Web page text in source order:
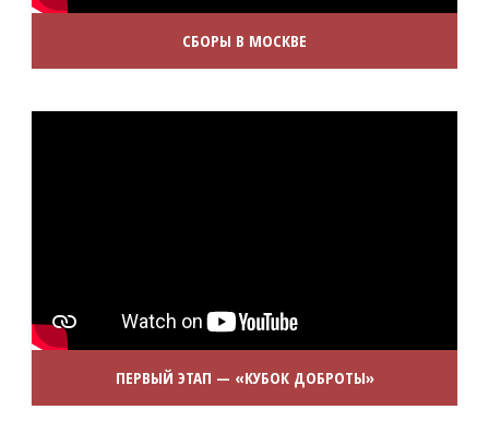
СБОРЫ В МОСКВЕ
ПЕРВЫЙ ЭТАП — «КУБОК ДОБРОТЫ»